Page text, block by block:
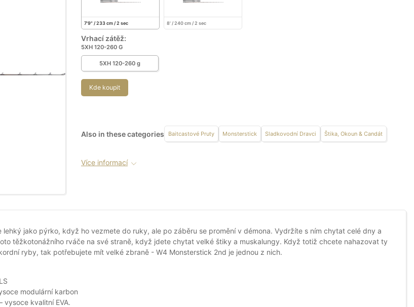
7'9" / 233 cm / 2 sec 8' / 240 cm / 2 sec
Vrhací zátěž:
5XH 120-260 G
5XH 120-260 g
Kde koupit
Also in these categories Baitcastové Pruty Monsterstick Sladkovodní Dravci Štika, Okoun & Candát
Více informací
lehký jako pýrko, když ho vezmete do ruky, ale po záběru se promění v démona. Vydržíte s ním chytat celé dny a
těžkotonážního rváče na své straně, když jdete chytat velké štiky a muskalungy. Když totiž chcete nahazovat ty
ryby, tak potřebujete mít velké zbraně - W4 Monsterstick 2nd je jednou z nich.
modulární karbon
vysoce kvalitní EVA.